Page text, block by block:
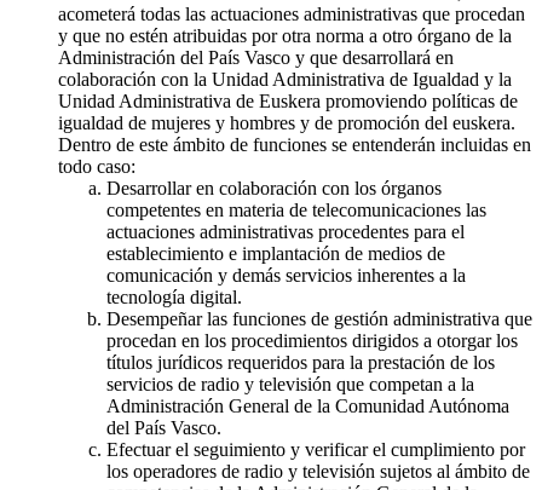
acometerá todas las actuaciones administrativas que procedan
y que no estén atribuidas por otra norma a otro órgano de la
Administración del País Vasco y que desarrollará en
colaboración con la Unidad Administrativa de Igualdad y la
Unidad Administrativa de Euskera promoviendo políticas de
igualdad de mujeres y hombres y de promoción del euskera.
Dentro de este ámbito de funciones se entenderán incluidas en
todo caso:
Desarrollar en colaboración con los órganos
competentes en materia de telecomunicaciones las
actuaciones administrativas procedentes para el
establecimiento e implantación de medios de
comunicación y demás servicios inherentes a la
tecnología digital.
Desempeñar las funciones de gestión administrativa que
procedan en los procedimientos dirigidos a otorgar los
títulos jurídicos requeridos para la prestación de los
servicios de radio y televisión que competan a la
Administración General de la Comunidad Autónoma
del País Vasco.
Efectuar el seguimiento y verificar el cumplimiento por
los operadores de radio y televisión sujetos al ámbito de